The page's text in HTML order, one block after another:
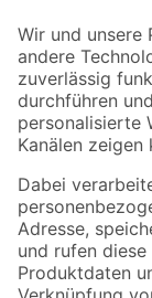
Der toom Newsletter:
Zur Newsletter
Folge uns
Zahlungsarten